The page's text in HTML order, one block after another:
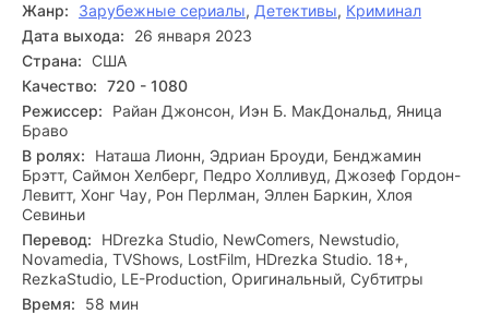
Жанр: Зарубежные сериалы, Детективы, Криминал
Дата выхода:
26 января 2023
Страна: США
Качество: 720 - 1080
Режиссер:
Райан Джонсон, Иэн Б. МакДональд, Яница
Браво
В ролях:
Наташа Лионн, Эдриан Броуди, Бенджамин
Брэтт, Саймон Хелберг, Педро Холливуд, Джозеф Гордон-
Левитт, Хонг Чау, Рон Перлман, Эллен Баркин, Хлоя
Севиньи
Перевод:
HDrezka Studio, NewComers, Newstudio,
Novamedia, TVShows, LostFilm, HDrezka Studio. 18+,
RezkaStudio, LE-Production, Оригинальный, Субтитры
Время:
58 мин